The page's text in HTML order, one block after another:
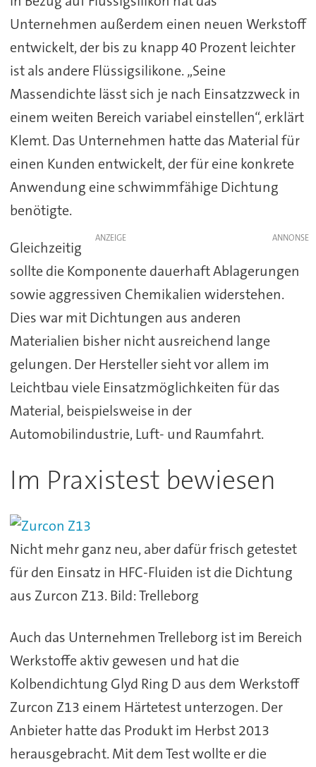
Unternehmen außerdem einen neuen Werkstoff
entwickelt, der bis zu knapp 40 Prozent leichter
ist als andere Flüssigsilikone. „Seine
Massendichte lässt sich je nach Einsatzzweck in
einem weiten Bereich variabel einstellen“, erklärt
Klemt. Das Unternehmen hatte das Material für
einen Kunden entwickelt, der für eine konkrete
Anwendung eine schwimmfähige Dichtung
benötigte.
ANZEIGE
Gleichzeitig
sollte die Komponente dauerhaft Ablagerungen
sowie aggressiven Chemikalien widerstehen.
Dies war mit Dichtungen aus anderen
Materialien bisher nicht ausreichend lange
gelungen. Der Hersteller sieht vor allem im
Leichtbau viele Einsatzmöglichkeiten für das
Material, beispielsweise in der
Automobilindustrie, Luft- und Raumfahrt.
Im Praxistest bewiesen
Nicht mehr ganz neu, aber dafür frisch getestet
für den Einsatz in HFC-Fluiden ist die Dichtung
aus Zurcon Z13. Bild: Trelleborg
Auch das Unternehmen Trelleborg ist im Bereich
Werkstoffe aktiv gewesen und hat die
Kolbendichtung Glyd Ring D aus dem Werkstoff
Zurcon Z13 einem Härtetest unterzogen. Der
Anbieter hatte das Produkt im Herbst 2013
herausgebracht. Mit dem Test wollte er die